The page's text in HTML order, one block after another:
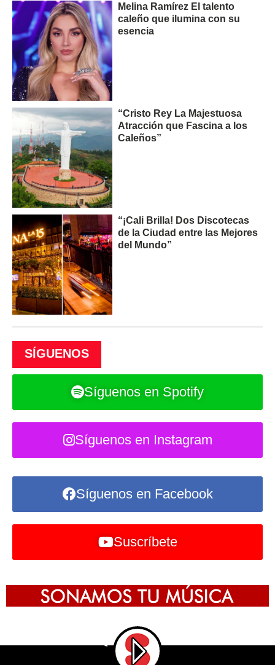
Melina Ramírez El talento
caleño que ilumina con su
esencia
“Cristo Rey La Majestuosa
Atracción que Fascina a los
Caleños”
“¡Cali Brilla! Dos Discotecas
de la Ciudad entre las Mejores
del Mundo”
SÍGUENOS
Síguenos en Spotify
Síguenos en Instagram
Síguenos en Facebook
Suscríbete